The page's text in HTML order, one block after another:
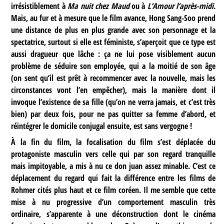
irrésistiblement à Ma nuit chez Maudou à L’Amour l’après-midi.
Mais, au fur et à mesure que le film avance, Hong Sang-Soo prend
une distance de plus en plus grande avec son personnage et la
spectatrice, surtout si elle est féministe, s’aperçoit que ce type est
aussi dragueur que lâche : ça ne lui pose visiblement aucun
problème de séduire son employée, qui a la moitié de son âge
(on sent qu’il est prêt à recommencer avec la nouvelle, mais les
circonstances vont l’en empêcher), mais la manière dont il
invoque l’existence de sa fille (qu’on ne verra jamais, et c’est très
bien) par deux fois, pour ne pas quitter sa femme d’abord, et
réintégrer le domicile conjugal ensuite, est sans vergogne !
À la fin du film, la focalisation du film s’est déplacée du
protagoniste masculin vers celle qui par son regard tranquille
mais impitoyable, a mis à nu ce don juan assez minable. C’est ce
déplacement du regard qui fait la différence entre les films de
Rohmer cités plus haut et ce film coréen. Il me semble que cette
mise à nu progressive d’un comportement masculin très
ordinaire, s’apparente à une déconstruction dont le cinéma